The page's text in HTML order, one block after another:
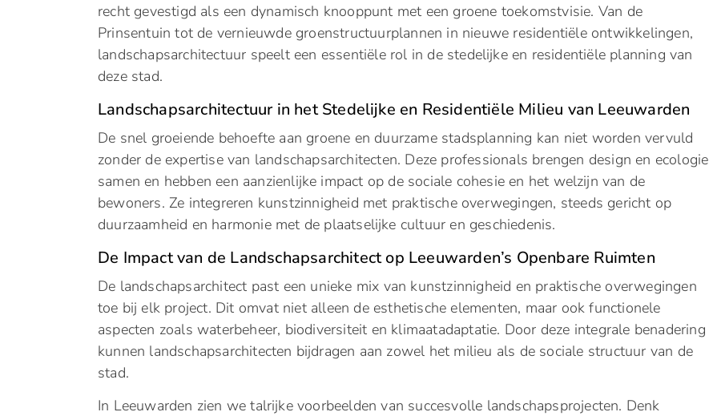
recht gevestigd als een dynamisch knooppunt met een groene toekomstvisie. Van de
Prinsentuin tot de vernieuwde groenstructuurplannen in nieuwe residentiële ontwikkelingen,
landschapsarchitectuur speelt een essentiële rol in de stedelijke en residentiële planning van
deze stad.
Landschapsarchitectuur in het Stedelijke en Residentiële Milieu van Leeuwarden
De snel groeiende behoefte aan groene en duurzame stadsplanning kan niet worden vervuld
zonder de expertise van landschapsarchitecten. Deze professionals brengen design en ecologie
samen en hebben een aanzienlijke impact op de sociale cohesie en het welzijn van de
bewoners. Ze integreren kunstzinnigheid met praktische overwegingen, steeds gericht op
duurzaamheid en harmonie met de plaatselijke cultuur en geschiedenis.
De Impact van de Landschapsarchitect op Leeuwarden’s Openbare Ruimten
De landschapsarchitect past een unieke mix van kunstzinnigheid en praktische overwegingen
toe bij elk project. Dit omvat niet alleen de esthetische elementen, maar ook functionele
aspecten zoals waterbeheer, biodiversiteit en klimaatadaptatie. Door deze integrale benadering
kunnen landschapsarchitecten bijdragen aan zowel het milieu als de sociale structuur van de
stad.
In Leeuwarden zien we talrijke voorbeelden van succesvolle landschapsprojecten. Denk